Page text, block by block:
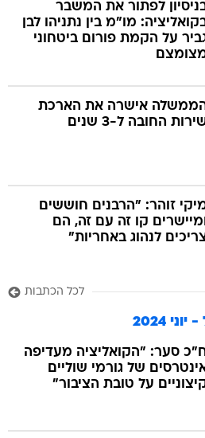
לפתור את המשבר
מו"מ בין נתניהו לבן
על הקמת פורום ביטחוני
אישרה את הארכת
החובה ל-3 שנים
זוהר: "הרבנים חוששים
ומיישרים קו זה עם זה, הם
לנהוג באחריות"
לכל הכתבות
2024
סער: "הקואליציה מעדיפה
של גורמי שוליים
על טובת הציבור"